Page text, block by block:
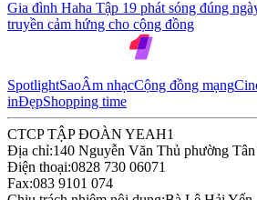
Gia đình Haha Tập 19 phát sóng đúng
truyền cảm hứng cho cộng đồng
SpotlightSaoÂm nhạcCộng đồng mạng
inĐẹpShopping time
CTCP TẬP ĐOÀN YEAH1
Địa chỉ:140 Nguyễn Văn Thủ phường
Điện thoại:0828 730 06071
Fax:083 9101 074